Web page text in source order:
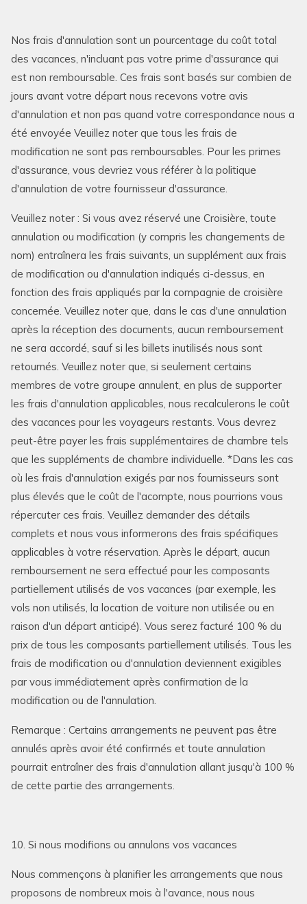
Nos frais d'annulation sont un pourcentage du coût total
des vacances, n'incluant pas votre prime d'assurance qui
est non remboursable. Ces frais sont basés sur combien de
jours avant votre départ nous recevons votre avis
d'annulation et non pas quand votre correspondance nous a
été envoyée Veuillez noter que tous les frais de
modification ne sont pas remboursables. Pour les primes
d'assurance, vous devriez vous référer à la politique
d'annulation de votre fournisseur d'assurance.
Veuillez noter : Si vous avez réservé une Croisière, toute
annulation ou modification (y compris les changements de
nom) entraînera les frais suivants, un supplément aux frais
de modification ou d'annulation indiqués ci-dessus, en
fonction des frais appliqués par la compagnie de croisière
concernée. Veuillez noter que, dans le cas d'une annulation
après la réception des documents, aucun remboursement
ne sera accordé, sauf si les billets inutilisés nous sont
retournés. Veuillez noter que, si seulement certains
membres de votre groupe annulent, en plus de supporter
les frais d'annulation applicables, nous recalculerons le coût
des vacances pour les voyageurs restants. Vous devrez
peut-être payer les frais supplémentaires de chambre tels
que les suppléments de chambre individuelle. *Dans les cas
où les frais d'annulation exigés par nos fournisseurs sont
plus élevés que le coût de l'acompte, nous pourrions vous
répercuter ces frais. Veuillez demander des détails
complets et nous vous informerons des frais spécifiques
applicables à votre réservation. Après le départ, aucun
remboursement ne sera effectué pour les composants
partiellement utilisés de vos vacances (par exemple, les
vols non utilisés, la location de voiture non utilisée ou en
raison d'un départ anticipé). Vous serez facturé 100 % du
prix de tous les composants partiellement utilisés. Tous les
frais de modification ou d'annulation deviennent exigibles
par vous immédiatement après confirmation de la
modification ou de l'annulation.
Remarque : Certains arrangements ne peuvent pas être
annulés après avoir été confirmés et toute annulation
pourrait entraîner des frais d'annulation allant jusqu'à 100 %
de cette partie des arrangements.
10. Si nous modifions ou annulons vos vacances
Nous commençons à planifier les arrangements que nous
proposons de nombreux mois à l'avance, nous nous